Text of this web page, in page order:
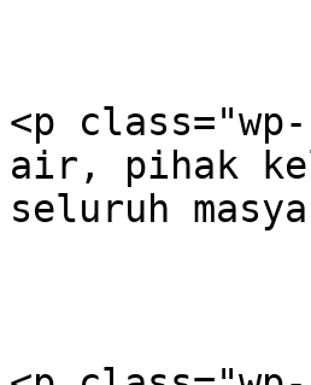
<p
air, pihak
seluruh